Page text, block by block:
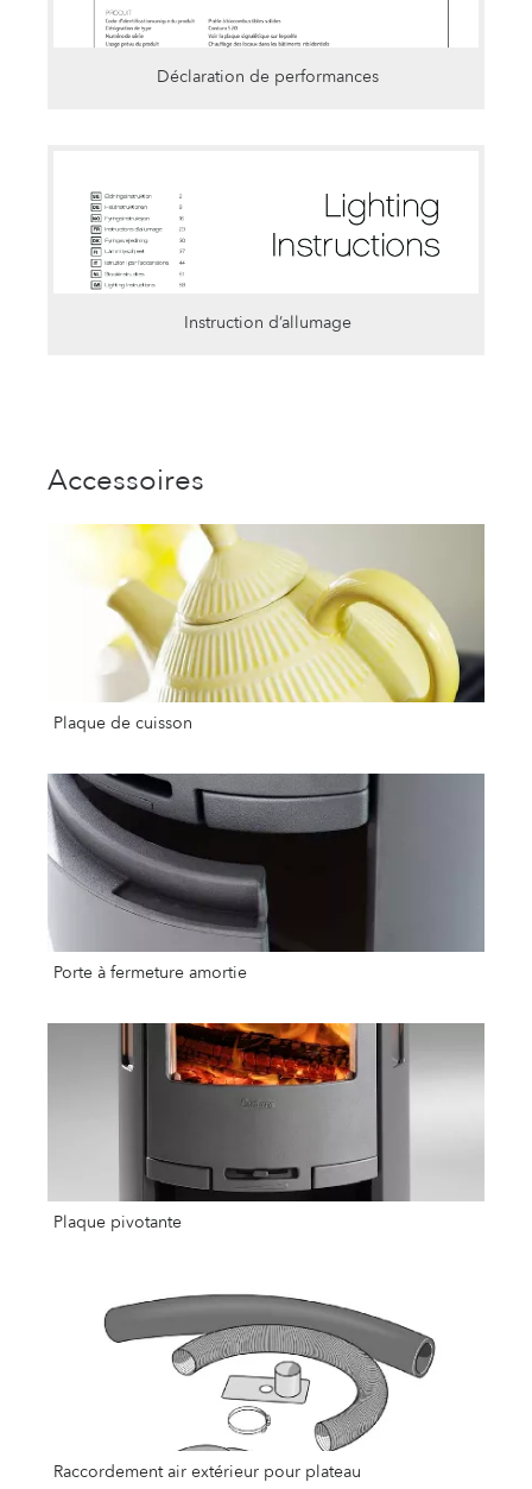
Déclaration de performances
Instruction d’allumage
Accessoires
Plaque de cuisson
Porte à fermeture amortie
Plaque pivotante
Raccordement air extérieur pour plateau